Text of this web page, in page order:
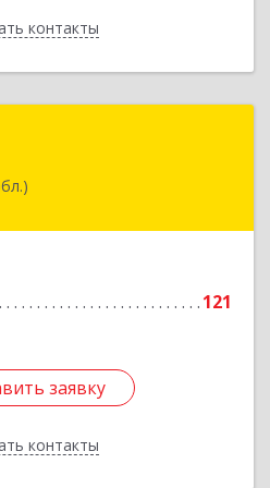
контакты
Назад
121
заявку
контакты
обл, Заречный г,
заявку
Назад